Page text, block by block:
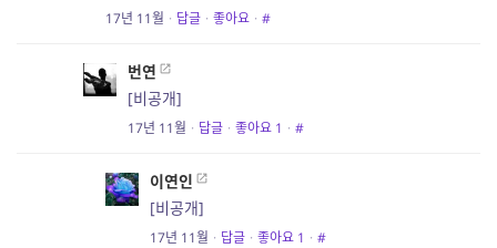
17년 11월 · 답글 · 좋아요 · #
번연
[비공개]
17년 11월 · 답글 · 좋아요 1 · #
이연인
[비공개]
17년 11월 · 답글 · 좋아요 1 · #